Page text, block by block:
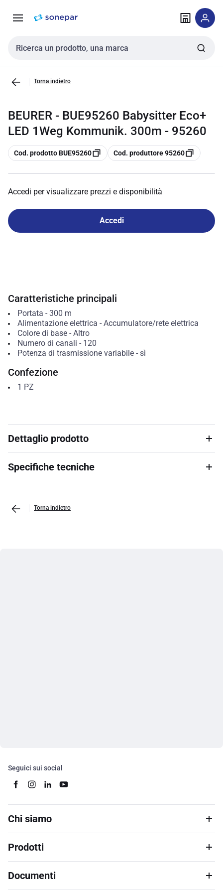
navigazione alla
Cerca input
Torna indietro
BEURER - BUE95260 Babysitter Eco+
LED 1Weg Kommunik. 300m - 95260
copia
Cod. prodotto BUE95260 copia
Cod. produttore 95260
Accedi per visualizzare prezzi e disponibilità
Accedi
Caratteristiche principali
Portata - 300 m
Alimentazione elettrica - Accumulatore/rete elettrica
Colore di base- Altro
Numero di canali - 120
Potenza di trasmissione variabile- sì
Confezione
1 PZ
Dettaglio prodotto
Specifiche tecniche
Torna indietro
Seguici sui social
Chi siamo
Prodotti
Documenti